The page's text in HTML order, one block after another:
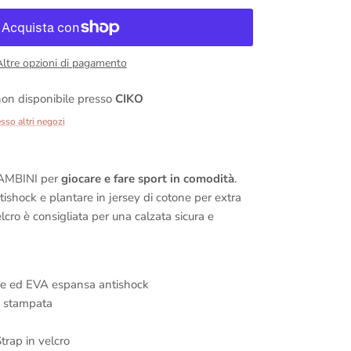
opzioni di pagamento
disponibile presso CIKO
altri negozi
pergiocare e fare sport in comodità.
e plantare in jersey di cotone per extra
è consigliata per una calzata sicura e
ed EVA espansa antishock
stampata
in velcro